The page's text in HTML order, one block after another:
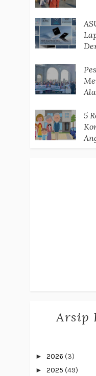
5
Arsip
► 2026 (3)
► 2025 (49)